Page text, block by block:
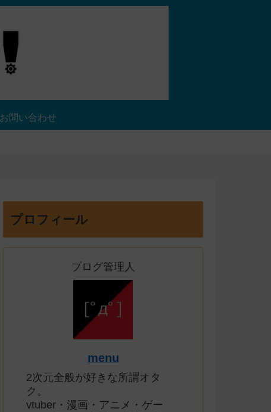
お問い合わせ
プロフィール
ブログ管理人
menu
2次元全般が好きな所謂オタ
ク。
vtuber・漫画・アニメ・ゲー